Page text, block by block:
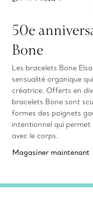
50e
Bone
Les bracelets Bone
sensualité organique
créatrice. Offerts en
bracelets Bone sont
formes des poignets
intentionnel qui permet
avec le corps.
Magasiner maintenant